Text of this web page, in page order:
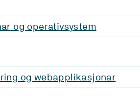
og operativsystem
og webapplikasjonar